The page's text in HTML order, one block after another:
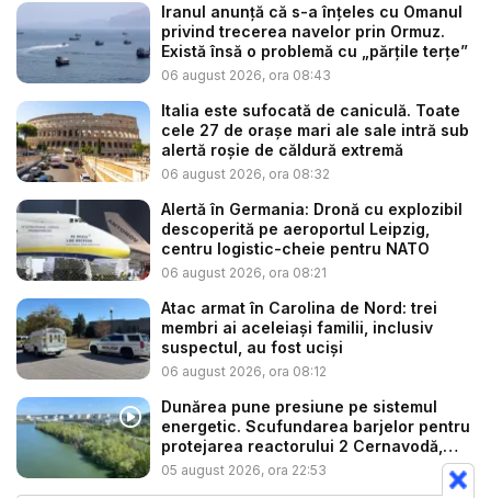
Iranul anunță că s-a înțeles cu Omanul
privind trecerea navelor prin Ormuz.
Există însă o problemă cu „părțile terțe”
06 august 2026, ora 08:43
Italia este sufocată de caniculă. Toate
cele 27 de oraşe mari ale sale intră sub
alertă roșie de căldură extremă
06 august 2026, ora 08:32
Alertă în Germania: Dronă cu explozibil
descoperită pe aeroportul Leipzig,
centru logistic-cheie pentru NATO
06 august 2026, ora 08:21
Atac armat în Carolina de Nord: trei
membri ai aceleiași familii, inclusiv
suspectul, au fost uciși
06 august 2026, ora 08:12
Dunărea pune presiune pe sistemul
energetic. Scufundarea barjelor pentru
protejarea reactorului 2 Cernavodă,
am...
05 august 2026, ora 22:53